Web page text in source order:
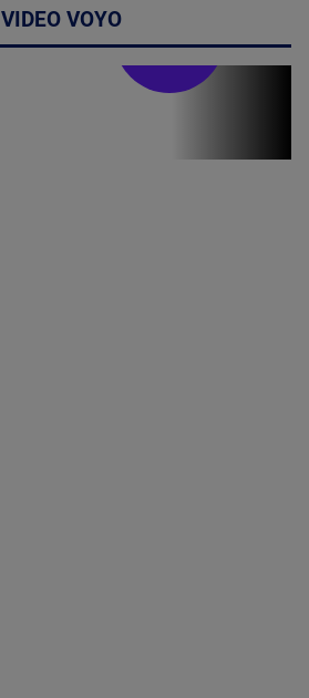
VIDEO VOYO